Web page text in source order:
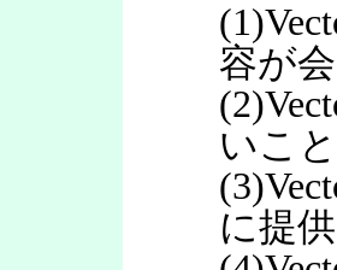
容が
いこと
に提